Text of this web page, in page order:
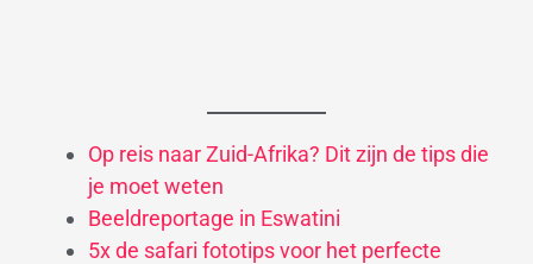
Op reis naar Zuid-Afrika? Dit zijn de tips die
je moet weten
Beeldreportage in Eswatini
5x de safari fototips voor het perfecte